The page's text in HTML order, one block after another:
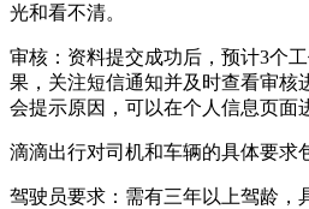
光和看不清。
审核‌：资料提交成功后，预计3个
果，关注短信通知并及时查看审核
会提示原因，可以在个人信息页面
滴滴出行对司机和车辆的具体要求
驾驶员要求‌：需有三年以上驾龄，